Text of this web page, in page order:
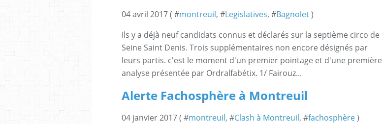
04 avril 2017 ( #montreuil, #Legislatives, #Bagnolet)
Ils y a déjà neuf candidats connus et déclarés sur la septième circo de
Seine Saint Denis. Trois supplémentaires non encore désignés par
leurs partis. c'est le moment d'un premier pointage et d'une première
analyse présentée par Ordralfabétix. 1/ Fairouz...
Alerte Fachosphère à Montreuil
04 janvier 2017 ( #montreuil, #Clash à Montreuil, #fachosphère)